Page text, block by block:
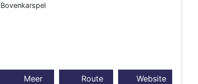
Bovenkarspel
Meer
Route Website